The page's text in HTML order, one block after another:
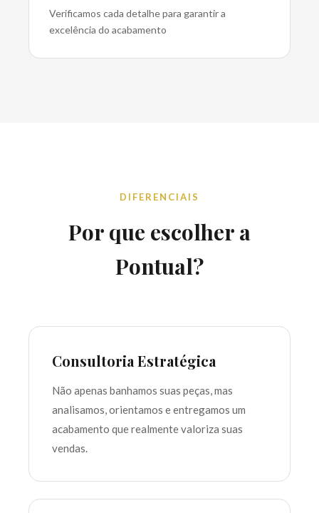
Verificamos cada detalhe para garantir a
excelência do acabamento
DIFERENCIAIS
Por que escolher a
Pontual?
Consultoria Estratégica
Não apenas banhamos suas peças, mas
analisamos, orientamos e entregamos um
acabamento que realmente valoriza suas
vendas.